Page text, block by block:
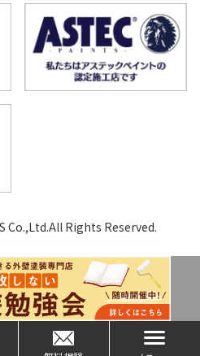
Co.,Ltd.All Rights Reserved.